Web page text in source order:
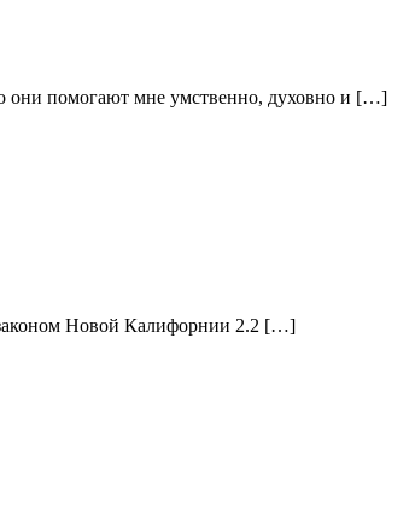
они помогают мне умственно, духовно и […]
законом Новой Калифорнии 2.2 […]